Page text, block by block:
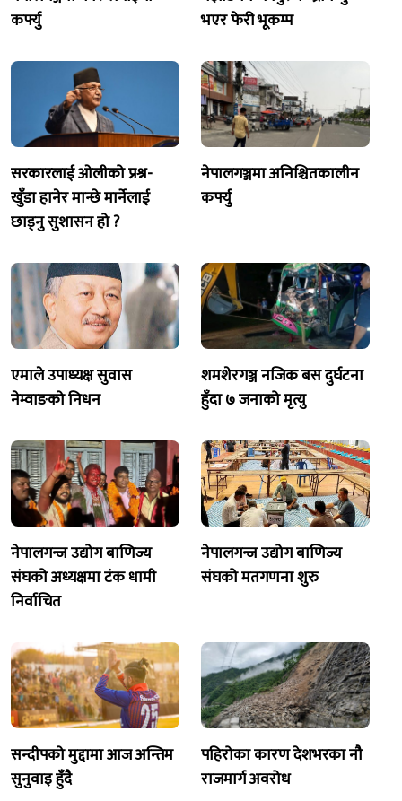
कर्फ्यु
भएर फेरी भूकम्प
सरकारलाई ओलीको प्रश्न-
खुँडा हानेर मान्छे मार्नेलाई
छाड्नु सुशासन हो ?
नेपालगञ्जमा अनिश्चितकालीन
कर्फ्यु
एमाले उपाध्यक्ष सुवास
नेम्वाङको निधन
शमशेरगञ्ज नजिक बस दुर्घटना
हुँदा ७ जनाको मृत्यु
नेपालगन्ज उद्योग बाणिज्य
संघको अध्यक्षमा टंक धामी
निर्वाचित
नेपालगन्ज उद्योग बाणिज्य
संघको मतगणना शुरु
सन्दीपको मुद्दामा आज अन्तिम
सुनुवाइ हुँदै
पहिरोका कारण देशभरका नौ
राजमार्ग अवरोध